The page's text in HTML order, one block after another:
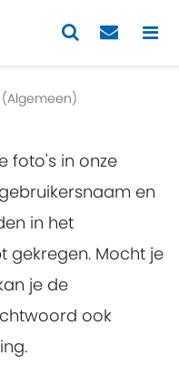
(Algemeen)
foto's in onze
en
in het
gekregen. Mocht je
je de
ook